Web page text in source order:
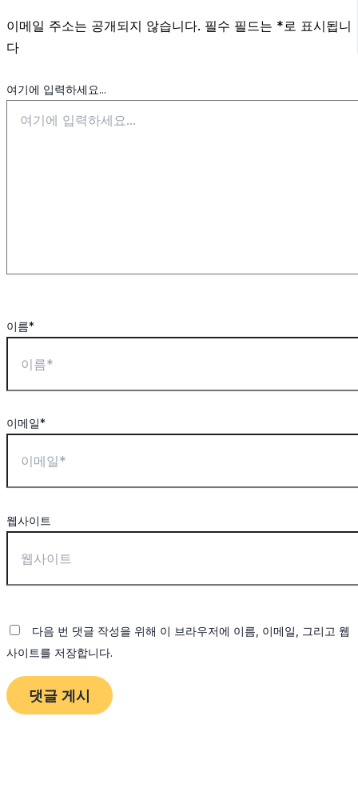
이메일 주소는 공개되지 않습니다. 필수 필드는 *로 표시됩니
다
여기에 입력하세요...
이름*
이메일*
웹사이트
다음 번 댓글 작성을 위해 이 브라우저에 이름, 이메일, 그리고 웹
사이트를 저장합니다.